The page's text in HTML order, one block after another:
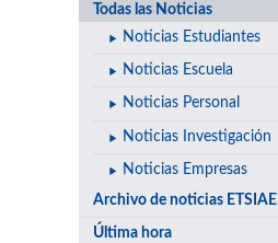
Todas las Noticias
Noticias Estudiantes
Noticias Escuela
Noticias Personal
Noticias Investigación
Noticias Empresas
Archivo de noticias ETSIAE
Última hora